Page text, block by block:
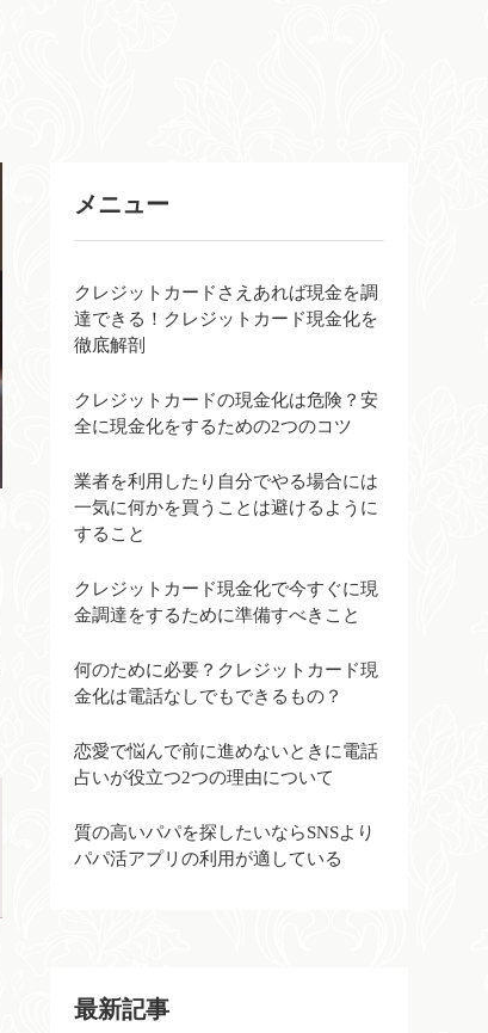
メニュー
クレジットカードさえあれば現金を調
達できる！クレジットカード現金化を
徹底解剖
クレジットカードの現金化は危険？安
全に現金化をするための2つのコツ
業者を利用したり自分でやる場合には
一気に何かを買うことは避けるように
すること
クレジットカード現金化で今すぐに現
金調達をするために準備すべきこと
何のために必要？クレジットカード現
金化は電話なしでもできるもの？
恋愛で悩んで前に進めないときに電話
占いが役立つ2つの理由について
質の高いパパを探したいならSNSより
パパ活アプリの利用が適している
最新記事